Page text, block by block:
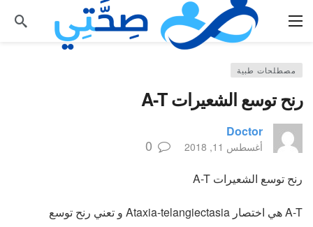
مصطلحات طبية
رنح توسع الشعيرات A-T
Doctor
أغسطس 11, 2018 0
رنح توسع الشعيرات A-T
A-T هي اختصار Ataxia-telangiectasia و تعني رنح توسع